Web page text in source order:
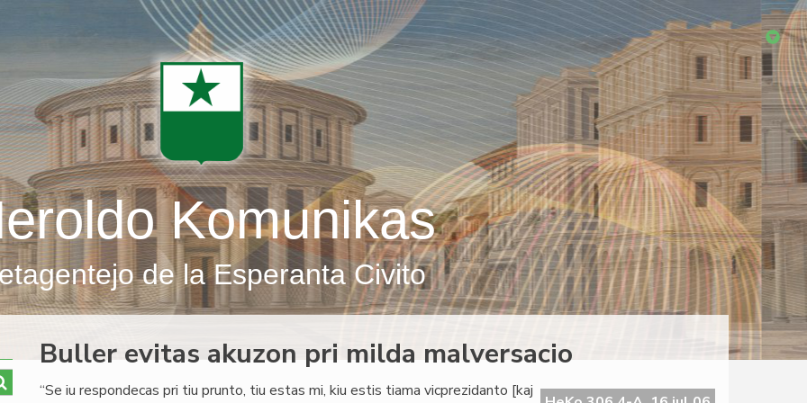
Komunikas
de la Esperanta Civito
Buller evitas akuzon pri milda malversacio
“Se iu respondecas pri tiu prunto, tiu estas mi, kiu estis tiama vicprezidanto [kaj